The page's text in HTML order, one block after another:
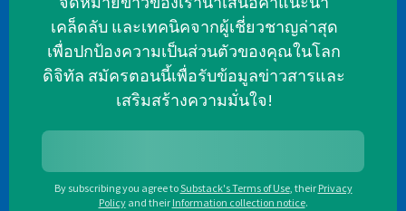
เคล็ดลับ และเทคนิคจากผู้เชี่ยวชาญล่าสุด
เพื่อปกป้องความเป็นส่วนตัวของคุณในโลก
ดิจิทัล สมัครตอนนี้เพื่อรับข้อมูลข่าวสารและ
เสริมสร้างความมั่นใจ!
By subscribing you agree toSubstack's Terms of Use, their Privacy
Policy and their Information collection notice.